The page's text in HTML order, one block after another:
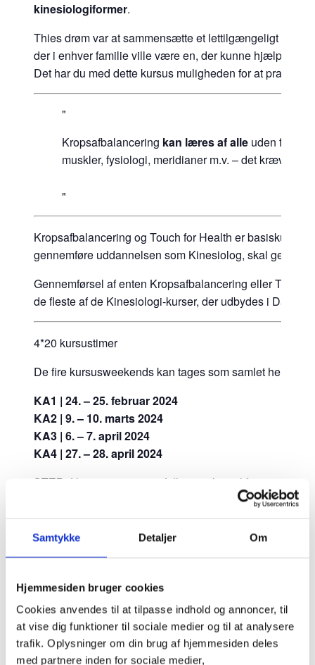
Samtykke Detaljer Om
Hjemmesiden bruger cookies
Cookies anvendes til at tilpasse indhold og annoncer, til
at vise dig funktioner til sociale medier og til at analysere
trafik. Oplysninger om din brug af hjemmesiden deles
med partnere inden for sociale medier,
kinesiologiformer.
Thies drøm var at sammensætte et lettilgængeligt test-
der i enhver familie ville være en, der kunne hjælp sine
Det har du med dette kursus muligheden for at
Kropsafbalancering kan læres af alle uden
muskler, fysiologi, meridianer m.v. – det kræver
Kropsafbalancering og Touch for Health er basiskurser,
gennemføre uddannelsen som Kinesiolog, skal
Gennemførsel af enten Kropsafbalancering eller Touch
de fleste af de Kinesiologi-kurser, der udbydes i
4*20 kursustimer
De fire kursusweekends kan tages som samlet hele
KA1 | 24. – 25. februar 2024
KA2 | 9. – 10. marts 2024
KA3 | 6. – 7. april 2024
KA4 | 27. – 28. april 2024
STED : Havrevej 21 4040 Jyllinge – kørsel fra og til
Kurset er lørdag og søndag kl. 9-17 med 4 timers
Sæt gerne kryds i kalenderen lørdag d. 25. maj, hvor
afsluttet. Nærmere herom, når kurset går i gang.
indbetales straks efter tilmelding for at sikre plads.
TILMELDING: Senest d. 4. februar 2024. Benyt
på telefon 30245662.